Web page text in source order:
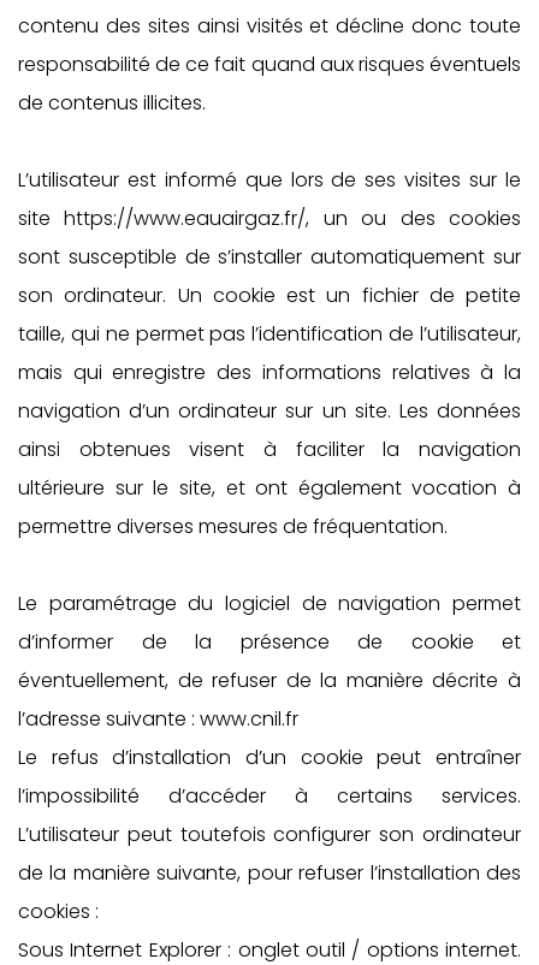
contenu des sites ainsi visités et décline donc toute
responsabilité de ce fait quand aux risques éventuels
de contenus illicites.
L’utilisateur est informé que lors de ses visites sur le
site https://www.eauairgaz.fr/, un ou des cookies
sont susceptible de s’installer automatiquement sur
son ordinateur. Un cookie est un fichier de petite
taille, qui ne permet pas l’identification de l’utilisateur,
mais qui enregistre des informations relatives à la
navigation d’un ordinateur sur un site. Les données
ainsi obtenues visent à faciliter la navigation
ultérieure sur le site, et ont également vocation à
permettre diverses mesures de fréquentation.
Le paramétrage du logiciel de navigation permet
d’informer de la présence de cookie et
éventuellement, de refuser de la manière décrite à
l’adresse suivante : www.cnil.fr
Le refus d’installation d’un cookie peut entraîner
l’impossibilité d’accéder à certains services.
L’utilisateur peut toutefois configurer son ordinateur
de la manière suivante, pour refuser l’installation des
cookies :
Sous Internet Explorer : onglet outil / options internet.